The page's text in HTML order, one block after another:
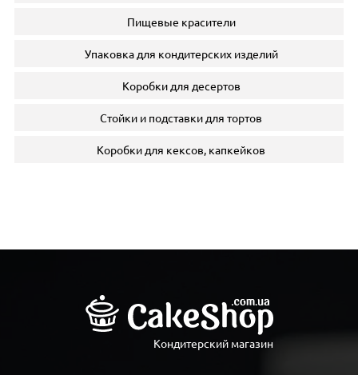
Пищевые красители
Упаковка для кондитерских изделий
Коробки для десертов
Стойки и подставки для тортов
Коробки для кексов, капкейков
Кондитерский магазин